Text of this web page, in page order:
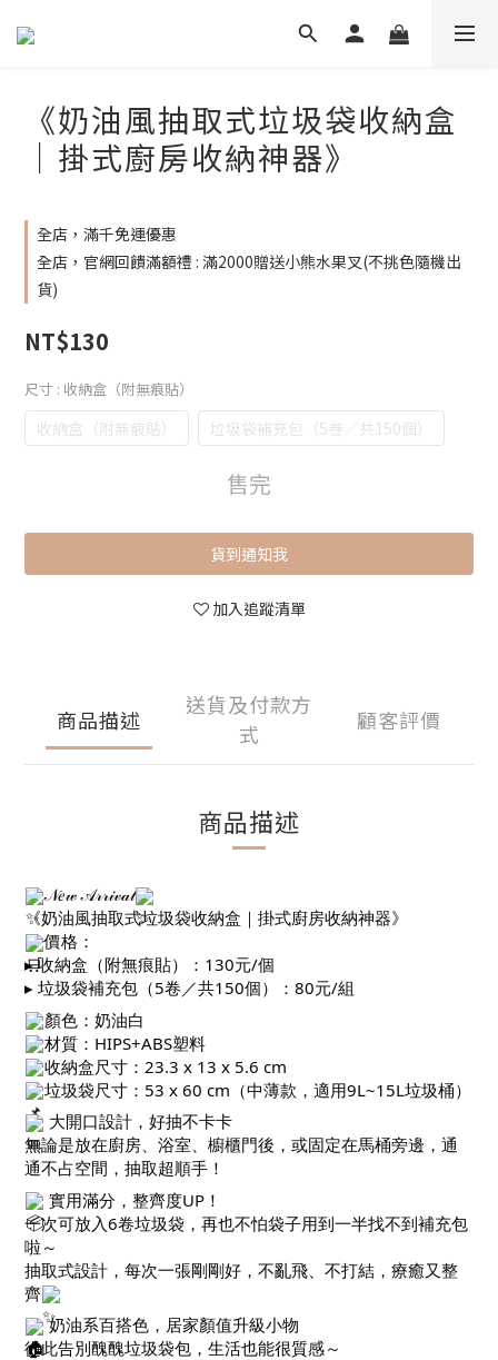
《奶油風抽取式垃圾袋收納盒
｜掛式廚房收納神器》
全店，滿千免運優惠
全店，官網回饋滿額禮 : 滿2000贈送小熊水果叉(不挑色隨機出
貨)
NT$130
尺寸 : 收納盒（附無痕貼）
收納盒（附無痕貼） 垃圾袋補充包（5卷／共150個）
售完
貨到通知我
加入追蹤清單
商品描述
送貨及付款方
式
顧客評價
商品描述
𝒩𝑒𝓌 𝒜𝓇𝓇𝒾𝓋𝒶𝓁
《奶油風抽取式垃圾袋收納盒｜掛式廚房收納神器》
價格：
▸ 收納盒（附無痕貼）：130元/個
▸ 垃圾袋補充包（5卷／共150個）：80元/組
顏色：奶油白
材質：HIPS+ABS塑料
收納盒尺寸：23.3 x 13 x 5.6 cm
垃圾袋尺寸：53 x 60 cm（中薄款，適用9L~15L垃圾桶）
大開口設計，好抽不卡卡
無論是放在廚房、浴室、櫥櫃門後，或固定在馬桶旁邊，通
通不占空間，抽取超順手！
實用滿分，整齊度UP！
一次可放入6卷垃圾袋，再也不怕袋子用到一半找不到補充包
啦～
抽取式設計，每次一張剛剛好，不亂飛、不打結，療癒又整
齊
奶油系百搭色，居家顏值升級小物
從此告別醜醜垃圾袋包，生活也能很質感～